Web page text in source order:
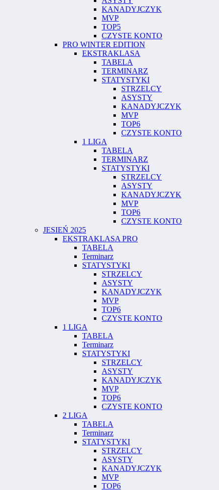
KANADYJCZYK
MVP
TOP5
CZYSTE KONTO
PRO WINTER EDITION
EKSTRAKLASA
TABELA
TERMINARZ
STATYSTYKI
STRZELCY
ASYSTY
KANADYJCZYK
MVP
TOP6
CZYSTE KONTO
1 LIGA
TABELA
TERMINARZ
STATYSTYKI
STRZELCY
ASYSTY
KANADYJCZYK
MVP
TOP6
CZYSTE KONTO
JESIEŃ 2025
EKSTRAKLASA PRO
TABELA
Terminarz
STATYSTYKI
STRZELCY
ASYSTY
KANADYJCZYK
MVP
TOP6
CZYSTE KONTO
1 LIGA
TABELA
Terminarz
STATYSTYKI
STRZELCY
ASYSTY
KANADYJCZYK
MVP
TOP6
CZYSTE KONTO
2 LIGA
TABELA
Terminarz
STATYSTYKI
STRZELCY
ASYSTY
KANADYJCZYK
MVP
TOP6